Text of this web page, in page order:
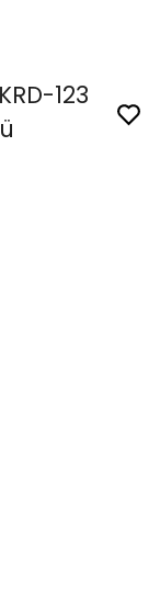
123